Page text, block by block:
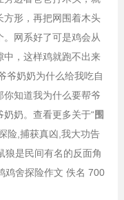
方形，再把网围着木头
网系好了可是鸡会从
中，这样鸡就跑不出来
爷奶奶为什么给我吃自
知道我为什么要帮爷
奶。查看更多关于“围
险,捕获真凶,我大功告
狼是民间有名的反面角
鸡舍探险作文 佚名 700